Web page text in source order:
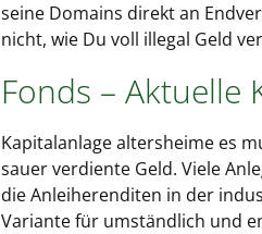
seine Domains direkt an
nicht, wie Du voll illegal Geld
Fonds – Aktuelle
Kapitalanlage altersheime es
sauer verdiente Geld. Viele
die Anleiherenditen in der
Variante für umständlich und